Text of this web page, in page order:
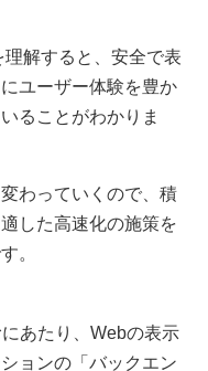
解すると、安全で表
ユーザー体験を豊か
ることがわかりま
わっていくので、積
した高速化の施策を
。
あたり、Webの表示
ョンの「バックエン